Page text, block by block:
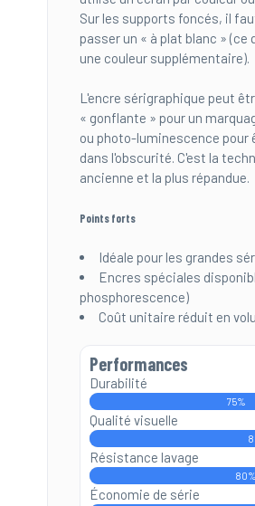
Sur les supports foncés, il
passer un « à plat blanc » (ce
une couleur supplémentaire).
L'encre sérigraphique peut
« gonflante » pour un
ou photo-luminescence pour
dans l'obscurité. C'est la
ancienne et la plus répandue.
Points forts
Idéale pour les grandes
Encres spéciales
phosphorescence)
Coût unitaire réduit en
Performances
Durabilité
75%
Qualité visuelle
Résistance lavage
80%
Économie de série